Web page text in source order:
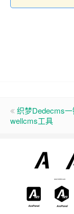
织梦Dedecms
wellcms工具